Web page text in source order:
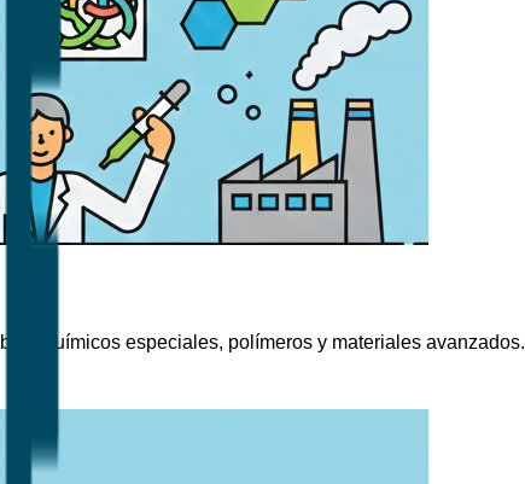
químicos especiales, polímeros y materiales avanzados.